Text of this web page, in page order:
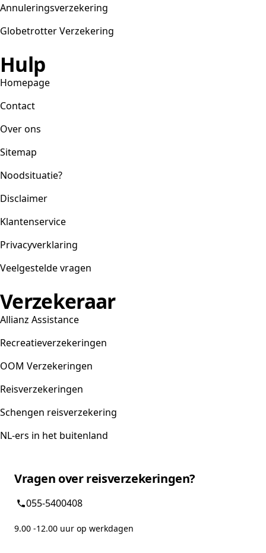
Annuleringsverzekering
Globetrotter Verzekering
Hulp
Homepage
Contact
Over ons
Sitemap
Noodsituatie?
Disclaimer
Klantenservice
Privacyverklaring
Veelgestelde vragen
Verzekeraar
Allianz Assistance
Recreatieverzekeringen
OOM Verzekeringen
Reisverzekeringen
Schengen reisverzekering
NL-ers in het buitenland
Vragen over reisverzekeringen?
055-5400408
9.00 -12.00 uur op werkdagen